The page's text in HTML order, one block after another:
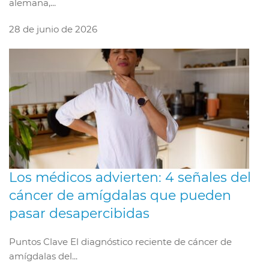
alemana,...
28 de junio de 2026
Los médicos advierten: 4 señales del
cáncer de amígdalas que pueden
pasar desapercibidas
Puntos Clave El diagnóstico reciente de cáncer de
amígdalas del...